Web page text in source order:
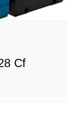
Cf